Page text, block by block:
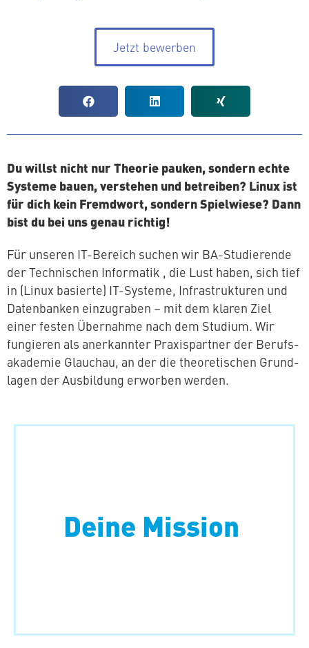
Jetzt bewerben
Du willst nicht nur Theorie pauken, sondern echte
Systeme bauen, verstehen und betreiben? Linux ist
für dich kein Fremdwort, sondern Spiel­wie­se? Dann
bist du bei uns genau richtig!
Für unseren IT-Bereich suchen wir BA-Stu­die­ren­de
der Tech­ni­schen In­for­ma­tik , die Lust haben, sich tief
in (Linux basierte) IT-Systeme, In­fra­struk­tu­ren und
Da­ten­ban­ken ein­zu­gra­ben – mit dem klaren Ziel
einer festen Übernahme nach dem Studium. Wir
fungieren als an­er­kann­ter Pra­xis­part­ner der Be­rufs­
aka­de­mie Glauchau, an der die theo­re­ti­schen Grund­
la­gen der Aus­bil­dung erworben werden.
Deine Mission
Was dich erwartet